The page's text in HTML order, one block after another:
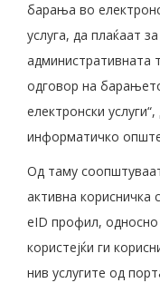
барања во
услуга, да плаќаат
административната
одговор на
електронски
информатичко
Од таму
активна корисничка
eID профил,
користејќи ги
нив услугите од